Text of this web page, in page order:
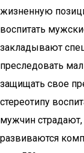
жизненную
воспитать
закладывают
преследовать
защищать свое
стереотипу
мужчин
развиваются